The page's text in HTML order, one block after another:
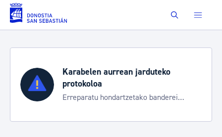
Eduki nagusira joan Buscar
Karabelen aurrean jarduteko
protokoloa
Erreparatu hondartzetako banderei